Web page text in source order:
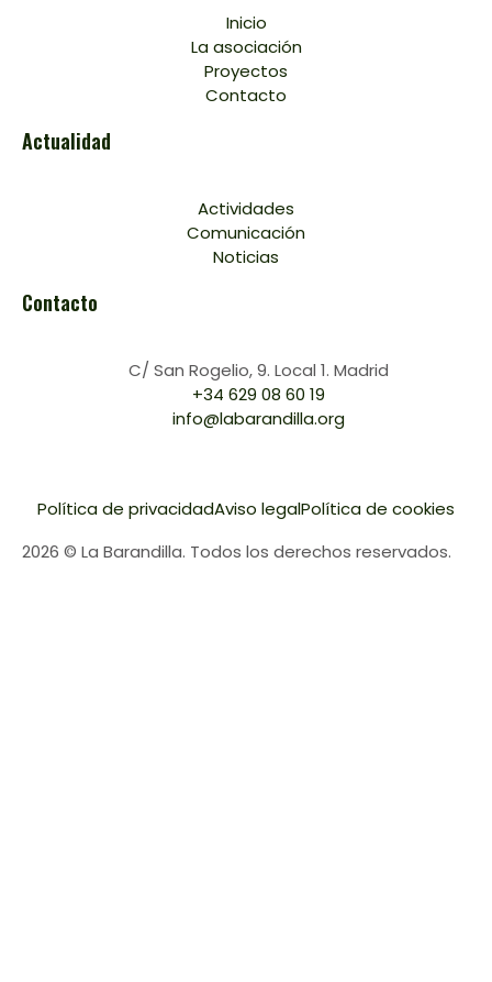
Inicio
La asociación
Proyectos
Contacto
Actualidad
Actividades
Comunicación
Noticias
Contacto
C/ San Rogelio, 9. Local 1. Madrid
+34 629 08 60 19
info@labarandilla.org
2026 © La Barandilla. Todos los derechos reservados.
Política de privacidadAviso legalPolítica de cookies